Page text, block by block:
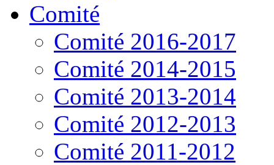
Comité
Comité 2016-2017
Comité 2014-2015
Comité 2013-2014
Comité 2012-2013
Comité 2011-2012